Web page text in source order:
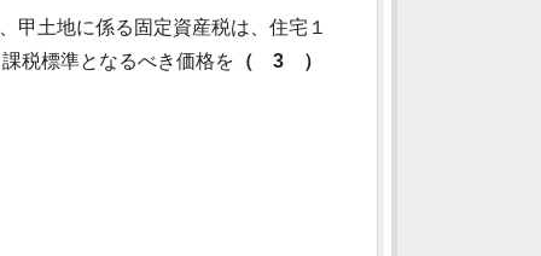
甲土地に係る固定資産税は、住宅１
税標準となるべき価格を （ 3 ）